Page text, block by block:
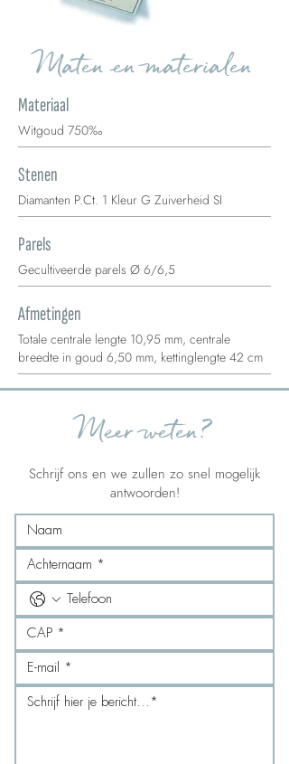
Maten en materialen
Materiaal
Witgoud 750‰
Stenen
Diamanten P.Ct. 1 Kleur G Zuiverheid SI
Parels
Gecultiveerde parels Ø 6/6,5
Afmetingen
Totale centrale lengte 10,95 mm, centrale
breedte in goud 6,50 mm, kettinglengte 42 cm
Meer weten?
Schrijf ons en we zullen zo snel mogelijk
antwoorden!